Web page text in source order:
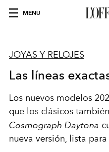
MENU
JOYAS Y RELOJES
Las líneas
Los nuevos modelos
que los clásicos
Cosmograph Daytona
nueva versión, lista